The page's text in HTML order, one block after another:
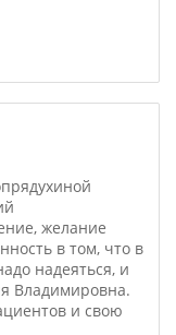
желание
в том, что в
надеяться, и
Владимировна.
и свою